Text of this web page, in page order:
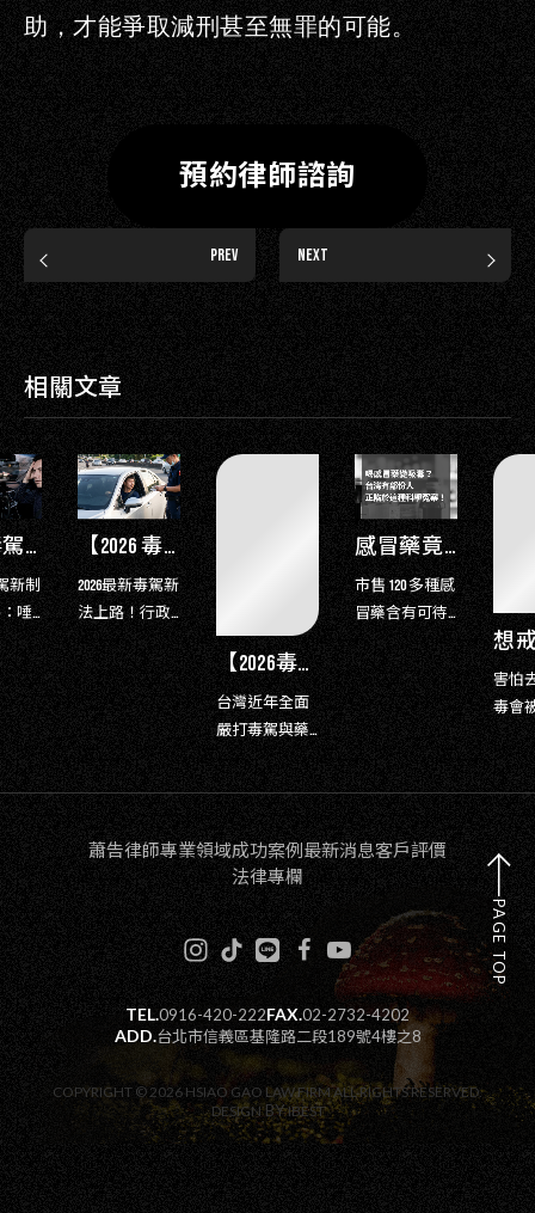
助，才能爭取減刑甚至無罪的可能。
預約律師諮詢
PREV NEXT
相關文章
【2026 毒駕新法全攻略】吸毒開車罰什麼？喪屍煙彈超標標準、沒入車輛與緩起訴爭取要點
駕新
政
是
車
乘
。
為
，
彈
）
mL
，
實
犯
律
爭
緩
【2026毒駕藥駕全攻略】初犯累犯刑責、最新濃度標準、拒測後果與緩起訴爭取策略 | 蕭告律師事務所
台灣近年全面
嚴打毒駕與藥
駕。新法改採
「科學數據優
先」的抽象危
險犯模式，只
要尿液檢驗超
標（如喪屍煙
彈依托咪酯）
即推定犯罪。
本文結合最新
最高行政法院
判決趨勢、再
四大常見迷思
破解，由蕭告
律師事務所為
您詳解如何拿
回訴訟主導
因
（Codeine），
可能導致尿檢
出現嗎啡陽性
反應。特別是
正在戒癮治療
或緩起訴期
間，若因感冒
藥被誤判該怎
麼辦？本文揭
露真實法律案
例，並提供法
律自救 SOP，保
護您的清白
想戒毒又怕被抓？蕭告律師親自拆解《毒品危害防制條例》第21條：醫院戒毒真的安全嗎？
害怕去醫院戒
毒會被警察抓
嗎？律師深入
解析《毒品危
害防制條例》
第21條：主動
求醫者享有
「醫療優先」
法免通報檢
警，且治療期
間若被查獲，
更享有一次不
起訴處分機
會。本文為您
破解警察在醫
院守株待兔的
傳聞，保障您
的醫療隱私與
法律權益。若
警察
裡被
到傳
該怎
如果
這個
務必
在台
案件
定非
許多
訊時
己不
蕭告律師專業領域成功案例最新消息客戶評價
法律專欄
TEL.0916-420-222FAX.02-2732-4202
ADD.台北市信義區基隆路二段189號4樓之8
COPYRIGHT ©2026 HSIAO GAO LAW FIRM ALL RIGHTS RESERVED.
DESIGN BY IBEST
PAGE TOP